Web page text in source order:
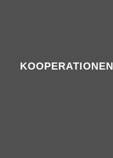
KOOPERATIONEN